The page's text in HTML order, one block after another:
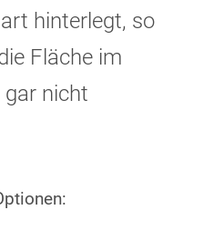
hinterlegt, so
Fläche im
nicht